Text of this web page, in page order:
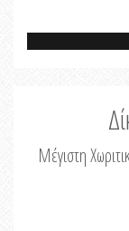
Μέγιστη